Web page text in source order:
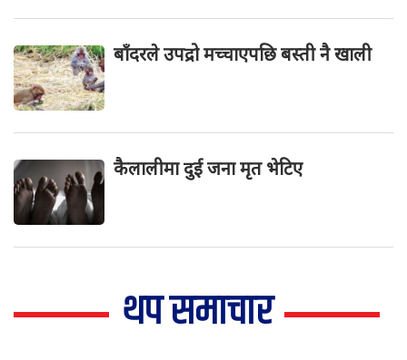
बाँदरले उपद्रो मच्चाएपछि बस्ती नै खाली
कैलालीमा दुई जना मृत भेटिए
थप समाचार